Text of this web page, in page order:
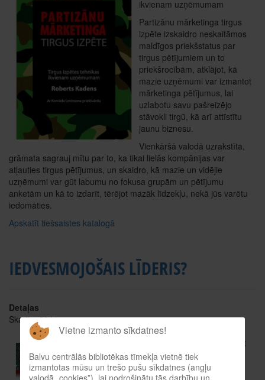
ikvienam uzņēmumam
Partizānu mārketinga tirgus
izpēte izskaidro neskaitāmos
maldīgos priekšstatus par
tirgus pētījumiem un to
priekšrocībām, atklājot, kā
mazie uzņēmumi var izmantot
mārketinga pētījumus, lai
uzlabotu savu pašreizējo
stāvokli tirgū, kā arī attīstītu
jaunu biznesu.
Vienkāršā valodā uzrakstīta,
grāmata sagrauj mītu par to, ka tikai lielās kompānijas var
atļauties tirgus pētījumus, un skaidro, kā mazie un vidējie
uzņēmumi var gūt labumu no fokusa grupām un pētījumu
anketām un kā to izdarīt, tērējot mazāk līdzekļu, nekā jūs varētu
iedomāties.
Apskatīt tiešsaistes katalogā
IEDVESMOJOŠAIS LĪDERIS?
Detaļas
Skatīts: 2841
Kā motivēt, iedrošināt un gūt
panākumus
Autors: Džons Edeirs
Vietne izmanto sīkdatnes!
Balvu centrālās bibliotēkas tīmekļa vietnē tiek
izmantotas mūsu un trešo pušu sīkdatnes (angļu
valodā „cookies”), lai nodrošinātu tās darbību un